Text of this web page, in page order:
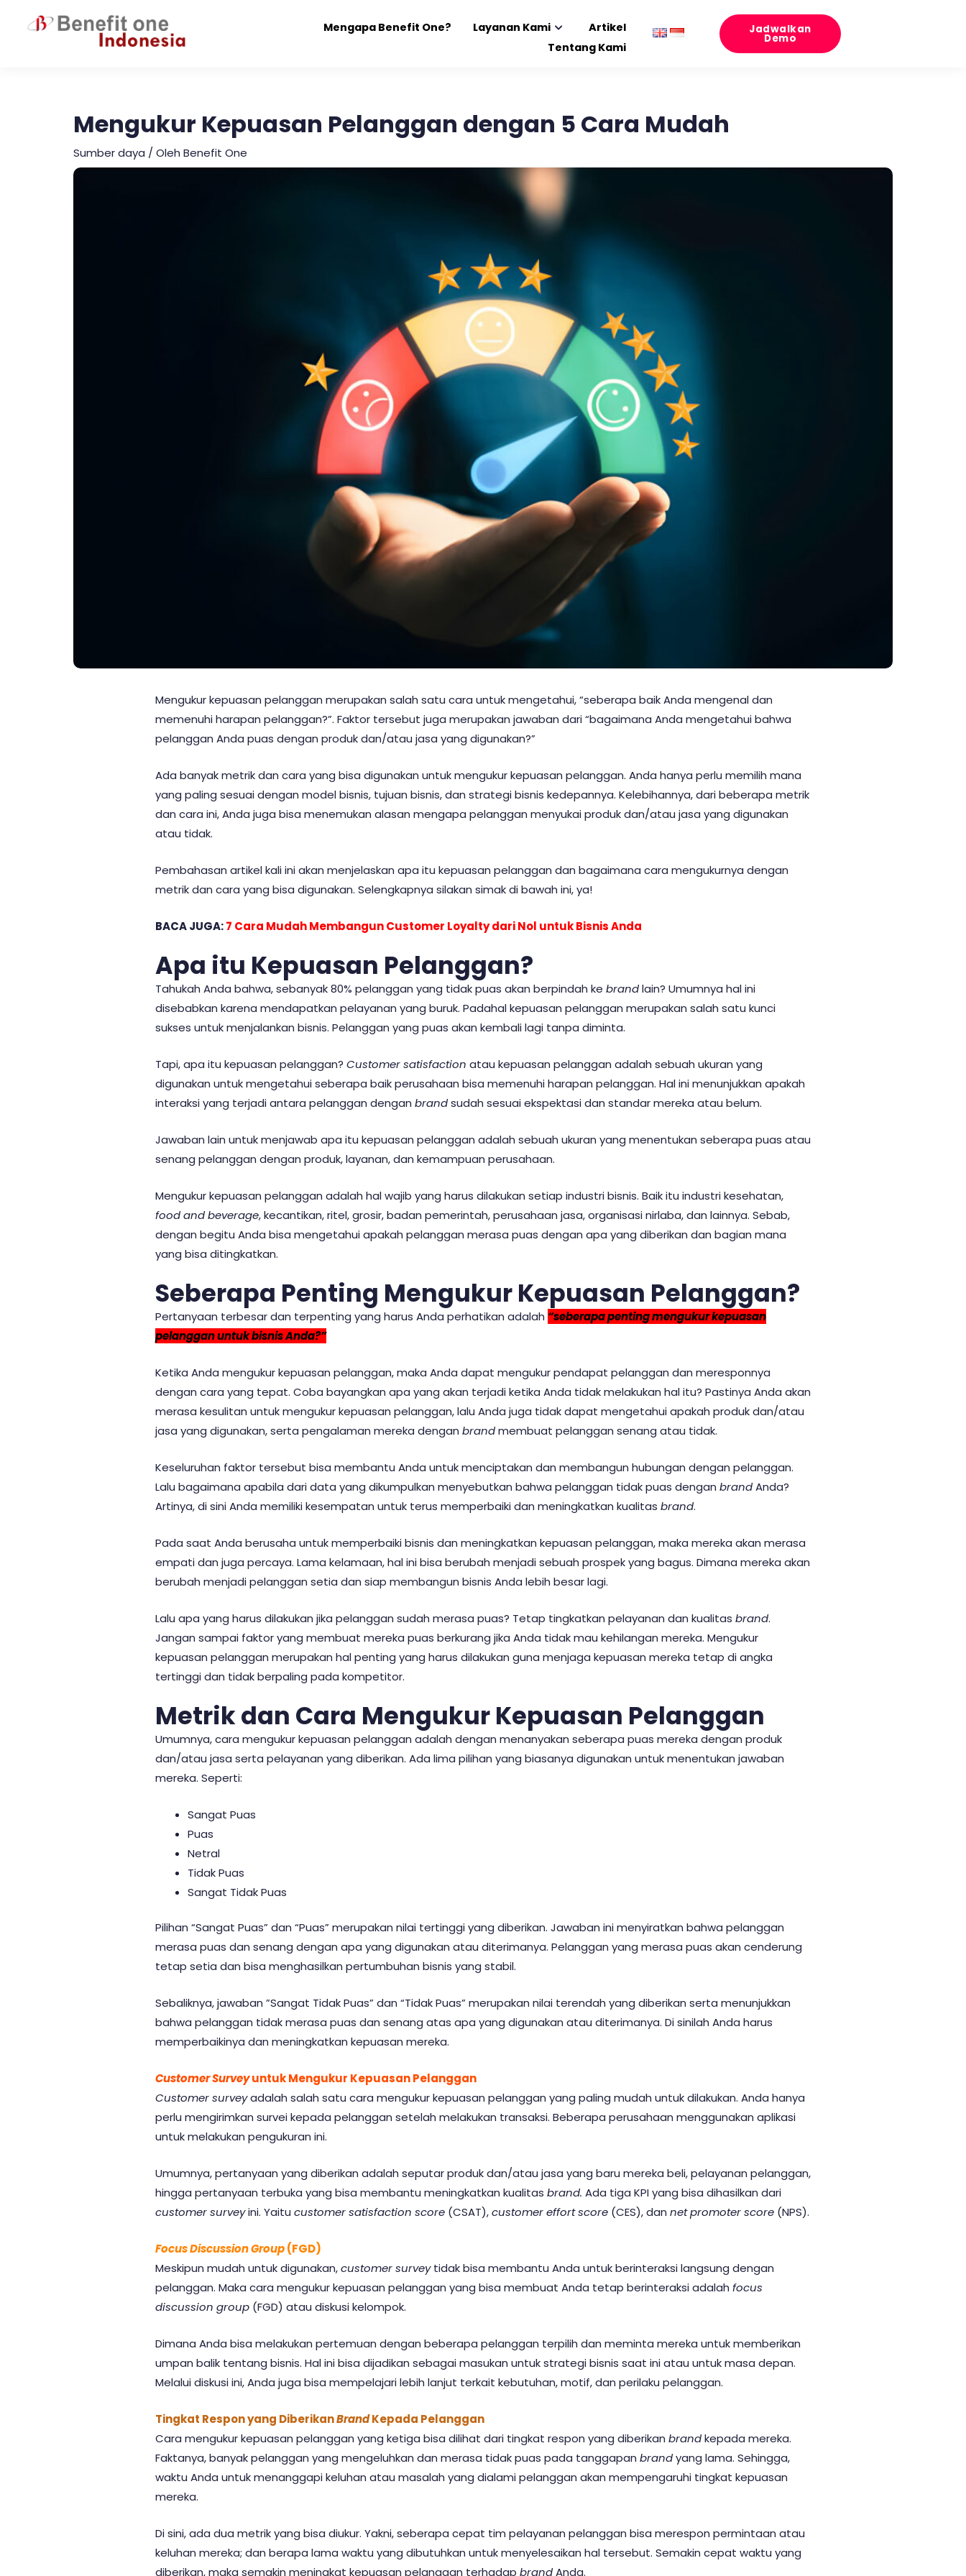
Mengapa Benefit One? Layanan Kami
Artikel
Tentang Kami
Jadwalkan
Demo
Mengukur Kepuasan Pelanggan dengan 5 Cara Mudah
Sumber daya / Oleh Benefit One
Mengukur kepuasan pelanggan merupakan salah satu cara untuk mengetahui, “seberapa baik Anda mengenal dan
memenuhi harapan pelanggan?”. Faktor tersebut juga merupakan jawaban dari “bagaimana Anda mengetahui bahwa
pelanggan Anda puas dengan produk dan/atau jasa yang digunakan?”
Ada banyak metrik dan cara yang bisa digunakan untuk mengukur kepuasan pelanggan. Anda hanya perlu memilih mana
yang paling sesuai dengan model bisnis, tujuan bisnis, dan strategi bisnis kedepannya. Kelebihannya, dari beberapa metrik
dan cara ini, Anda juga bisa menemukan alasan mengapa pelanggan menyukai produk dan/atau jasa yang digunakan
atau tidak.
Pembahasan artikel kali ini akan menjelaskan apa itu kepuasan pelanggan dan bagaimana cara mengukurnya dengan
metrik dan cara yang bisa digunakan. Selengkapnya silakan simak di bawah ini, ya!
BACA JUGA:7 Cara Mudah Membangun Customer Loyalty dari Nol untuk Bisnis Anda
Apa itu Kepuasan Pelanggan?
Tahukah Anda bahwa, sebanyak80% pelanggan yang tidak puas akan berpindah ke brandlain? Umumnya hal ini
disebabkan karena mendapatkan pelayanan yang buruk. Padahal kepuasan pelanggan merupakan salah satu kunci
sukses untuk menjalankan bisnis. Pelanggan yang puas akan kembali lagi tanpa diminta.
Tapi, apa itu kepuasan pelanggan? Customer satisfaction atau kepuasan pelanggan adalah sebuah ukuran yang
digunakan untuk mengetahui seberapa baik perusahaan bisa memenuhi harapan pelanggan. Hal ini menunjukkan apakah
interaksi yang terjadi antara pelanggan dengan brandsudah sesuai ekspektasi dan standar mereka atau belum.
Jawaban lain untuk menjawab apa itu kepuasan pelanggan adalah sebuah ukuran yang menentukan seberapa puas atau
senang pelanggan dengan produk, layanan, dan kemampuan perusahaan.
Mengukur kepuasan pelanggan adalah hal wajib yang harus dilakukan setiap industri bisnis. Baik itu industri kesehatan,
food and beverage, kecantikan, ritel, grosir, badan pemerintah, perusahaan jasa, organisasi nirlaba, dan lainnya. Sebab,
dengan begitu Anda bisa mengetahui apakah pelanggan merasa puas dengan apa yang diberikan dan bagian mana
yang bisa ditingkatkan.
Seberapa Penting Mengukur Kepuasan Pelanggan?
Pertanyaan terbesar dan terpenting yang harus Anda perhatikan adalah “seberapa penting mengukur kepuasan
pelanggan untuk bisnis Anda?”
Ketika Anda mengukur kepuasan pelanggan, maka Anda dapat mengukur pendapat pelanggan dan meresponnya
dengan cara yang tepat. Coba bayangkan apa yang akan terjadi ketika Anda tidak melakukan hal itu? Pastinya Anda akan
merasa kesulitan untuk mengukur kepuasan pelanggan, lalu Anda juga tidak dapat mengetahui apakah produk dan/atau
jasa yang digunakan, serta pengalaman mereka dengan brandmembuat pelanggan senang atau tidak.
Keseluruhan faktor tersebut bisa membantu Anda untuk menciptakan dan membangun hubungan dengan pelanggan.
Lalu bagaimana apabila dari data yang dikumpulkan menyebutkan bahwa pelanggan tidak puas dengan brandAnda?
Artinya, di sini Anda memiliki kesempatan untuk terus memperbaiki dan meningkatkan kualitas brand.
Pada saat Anda berusaha untuk memperbaiki bisnis dan meningkatkan kepuasan pelanggan, maka mereka akan merasa
empati dan juga percaya. Lama kelamaan, hal ini bisa berubah menjadi sebuah prospek yang bagus. Dimana mereka akan
berubah menjadi pelanggan setia dan siap membangun bisnis Anda lebih besar lagi.
Lalu apa yang harus dilakukan jika pelanggan sudah merasa puas? Tetap tingkatkan pelayanan dan kualitas brand.
Jangan sampai faktor yang membuat mereka puas berkurang jika Anda tidak mau kehilangan mereka. Mengukur
kepuasan pelanggan merupakan hal penting yang harus dilakukan guna menjaga kepuasan mereka tetap di angka
tertinggi dan tidak berpaling pada kompetitor.
Metrik dan Cara Mengukur Kepuasan Pelanggan
Umumnya, cara mengukur kepuasan pelanggan adalah dengan menanyakan seberapa puas mereka dengan produk
dan/atau jasa serta pelayanan yang diberikan. Ada lima pilihan yang biasanya digunakan untuk menentukan jawaban
mereka. Seperti:
Sangat Puas
Puas
Netral
Tidak Puas
Sangat Tidak Puas
Pilihan “Sangat Puas” dan “Puas” merupakan nilai tertinggi yang diberikan. Jawaban ini menyiratkan bahwa pelanggan
merasa puas dan senang dengan apa yang digunakan atau diterimanya. Pelanggan yang merasa puas akan cenderung
tetap setia dan bisa menghasilkan pertumbuhan bisnis yang stabil.
Sebaliknya, jawaban ”Sangat Tidak Puas” dan “Tidak Puas” merupakan nilai terendah yang diberikan serta menunjukkan
bahwa pelanggan tidak merasa puas dan senang atas apa yang digunakan atau diterimanya. Di sinilah Anda harus
memperbaikinya dan meningkatkan kepuasan mereka.
Customer Surveyuntuk Mengukur Kepuasan Pelanggan
Customer surveyadalah salah satu cara mengukur kepuasan pelanggan yang paling mudah untuk dilakukan. Anda hanya
perlu mengirimkan survei kepada pelanggan setelah melakukan transaksi. Beberapa perusahaan menggunakan aplikasi
untuk melakukan pengukuran ini.
Umumnya, pertanyaan yang diberikan adalah seputar produk dan/atau jasa yang baru mereka beli, pelayanan pelanggan,
hingga pertanyaan terbuka yang bisa membantu meningkatkan kualitas brand. Ada tiga KPI yang bisa dihasilkan dari
customer surveyini. Yaitu customer satisfaction score (CSAT),customer effort score (CES), dan net promoter score (NPS).
Focus Discussion Group(FGD)
Meskipun mudah untuk digunakan,customer surveytidak bisa membantu Anda untuk berinteraksi langsung dengan
pelanggan. Maka cara mengukur kepuasan pelanggan yang bisa membuat Anda tetap berinteraksi adalah focus
discussion group (FGD) atau diskusi kelompok.
Dimana Anda bisa melakukan pertemuan dengan beberapa pelanggan terpilih dan meminta mereka untuk memberikan
umpan balik tentang bisnis. Hal ini bisa dijadikan sebagai masukan untuk strategi bisnis saat ini atau untuk masa depan.
Melalui diskusi ini, Anda juga bisa mempelajari lebih lanjut terkait kebutuhan, motif, dan perilaku pelanggan.
Tingkat Respon yang DiberikanBrandKepada Pelanggan
Cara mengukur kepuasan pelanggan yang ketiga bisa dilihat dari tingkat respon yang diberikan brandkepada mereka.
Faktanya, banyak pelanggan yang mengeluhkan dan merasa tidak puas pada tanggapan brandyang lama. Sehingga,
waktu Anda untuk menanggapi keluhan atau masalah yang dialami pelanggan akan mempengaruhi tingkat kepuasan
mereka.
Di sini, ada dua metrik yang bisa diukur. Yakni, seberapa cepat tim pelayanan pelanggan bisa merespon permintaan atau
keluhan mereka; dan berapa lama waktu yang dibutuhkan untuk menyelesaikan hal tersebut. Semakin cepat waktu yang
diberikan, maka semakin meningkat kepuasan pelanggan terhadap brandAnda.